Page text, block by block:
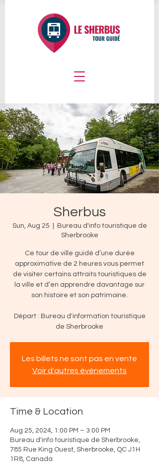
Sherbus
Sun, Aug 25
Bureau d'info touristique de
Sherbrooke
Ce tour de ville guidé d’une durée
approximative de 2 heures vous permet
de visiter certains attraits touristiques de
la ville et d’en apprendre davantage sur
son histoire et son patrimoine.
Départ : Bureau d'information touristique
de Sherbrooke
Les billets ne sont pas en vente
Voir d'autres événements
Time & Location
Aug 25, 2024, 1:00 PM – 3:00 PM
Bureau d'info touristique de Sherbrooke,
785 Rue King Ouest, Sherbrooke, QC J1H
1R8, Canada